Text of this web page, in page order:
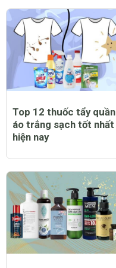
Top 12 thuốc tẩy quần
áo trắng sạch tốt nhất
hiện nay